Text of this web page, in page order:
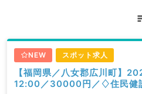
NEW スポット求人
【福岡県／八女郡広川町】
12:00／30000円／♢住民健